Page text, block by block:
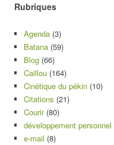
Rubriques
Agenda (3)
Batana (59)
Blog (66)
Caillou (164)
Cinétique du pékin (10)
Citations (21)
Courir(80)
développement personnel
e-mail (8)